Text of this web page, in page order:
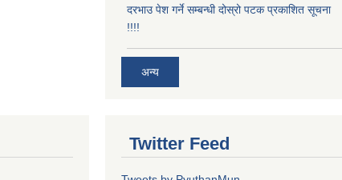
दरभाउ पेश गर्ने सम्बन्धी दोस्रो पटक प्रकाशित सूचना
!!!!
अन्य
Twitter Feed